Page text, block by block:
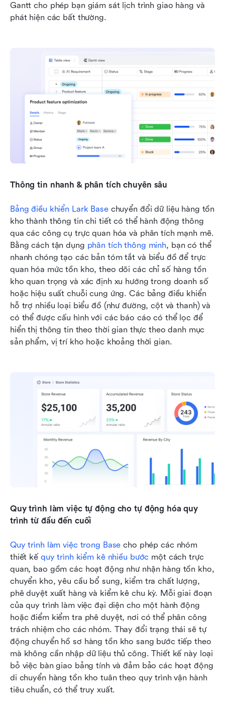
Gantt cho phép bạn giám sát lịch trình giao hàng và
phát hiện các bất thường.
Thông tin nhanh & phân tích chuyên sâu
Bảng điều khiển Lark Base chuyển đổi dữ liệu hàng tồn
kho thành thông tin chi tiết có thể hành động thông
qua các công cụ trực quan hóa và phân tích mạnh mẽ.
Bằng cách tận dụng phân tích thông minh, bạn có thể
nhanh chóng tạo các bản tóm tắt và biểu đồ để trực
quan hóa mức tồn kho, theo dõi các chỉ số hàng tồn
kho quan trọng và xác định xu hướng trong doanh số
hoặc hiệu suất chuỗi cung ứng. Các bảng điều khiển
hỗ trợ nhiều loại biểu đồ (như đường, cột và thanh) và
có thể được cấu hình với các báo cáo có thể lọc để
hiển thị thông tin theo thời gian thực theo danh mục
sản phẩm, vị trí kho hoặc khoảng thời gian.
Quy trình làm việc tự động cho tự động hóa quy
trình từ đầu đến cuối
Quy trình làm việc trong Base cho phép các nhóm
thiết kế quy trình kiểm kê nhiều bước một cách trực
quan, bao gồm các hoạt động như nhận hàng tồn kho,
chuyển kho, yêu cầu bổ sung, kiểm tra chất lượng,
phê duyệt xuất hàng và kiểm kê chu kỳ. Mỗi giai đoạn
của quy trình làm việc đại diện cho một hành động
hoặc điểm kiểm tra phê duyệt, nơi có thể phân công
trách nhiệm cho các nhóm. Thay đổi trạng thái sẽ tự
động chuyển hồ sơ hàng tồn kho sang bước tiếp theo
mà không cần nhập dữ liệu thủ công. Thiết kế này loại
bỏ việc bàn giao bảng tính và đảm bảo các hoạt động
di chuyển hàng tồn kho tuân theo quy trình vận hành
tiêu chuẩn, có thể truy xuất.